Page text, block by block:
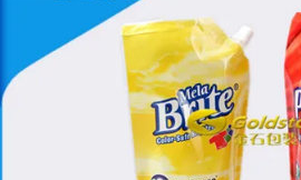
समाचार
बोली